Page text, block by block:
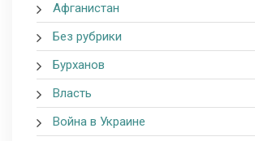
Афганистан
Без рубрики
Бурханов
Власть
Война в Украине